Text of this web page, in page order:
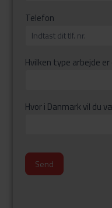
Telefon
Hvilken type arbejde
Hvor i Danmark vil du
Send